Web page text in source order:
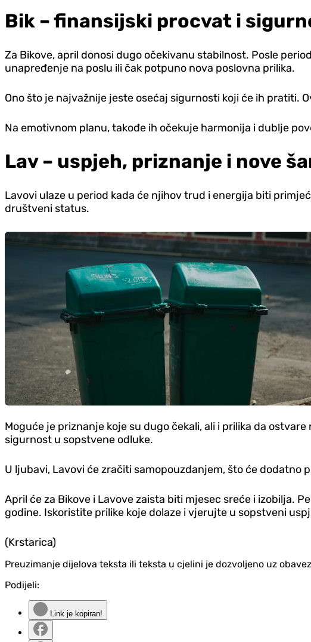
Bik – finansijski procvat i
Za Bikove, april donosi dugo očekivanu stabilnost. Posle
unapređenje na poslu ili čak potpuno nova poslovna prilika.
Ono što je najvažnije jeste osećaj sigurnosti koji će ih pratiti.
Na emotivnom planu, takođe ih očekuje harmonija i dublje
Lav – uspjeh, priznanje i nove
Lavovi ulaze u period kada će njihov trud i energija biti
društveni status.
Moguće je priznanje koje su dugo čekali, ali i prilika da
sigurnost u sopstvene odluke.
U ljubavi, Lavovi će zračiti samopouzdanjem, što će
April će za Bikove i Lavove zaista biti mjesec sreće i izobilja.
godine. Iskoristite prilike koje dolaze i vjerujte u sopstveni
(Krstarica)
Preuzimanje dijelova teksta ili teksta u cjelini je dozvoljeno uz
Podijeli:
Link je kopiran!